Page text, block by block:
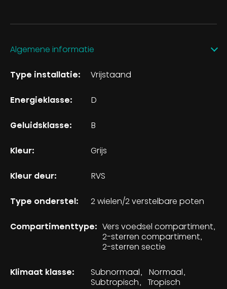
Algemene informatie
Type installatie: Vrijstaand
Energieklasse: D
Geluidsklasse: B
Kleur: Grijs
Kleur deur: RVS
Type onderstel: 2 wielen/2 verstelbare poten
Compartimenttype: Vers voedsel compartiment
2-sterren compartiment
2-sterren sectie
Klimaat klasse: Subnormaal
Normaal
Subtropisch Tropisch